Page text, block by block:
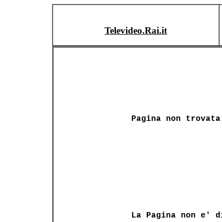
Televideo.Rai.it
Pagina non trovata
La Pagina non e'